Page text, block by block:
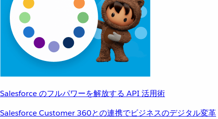
Salesforce のフルパワーを解放する API 活用術
Salesforce Customer 360との連携でビジネスのデジタル変革